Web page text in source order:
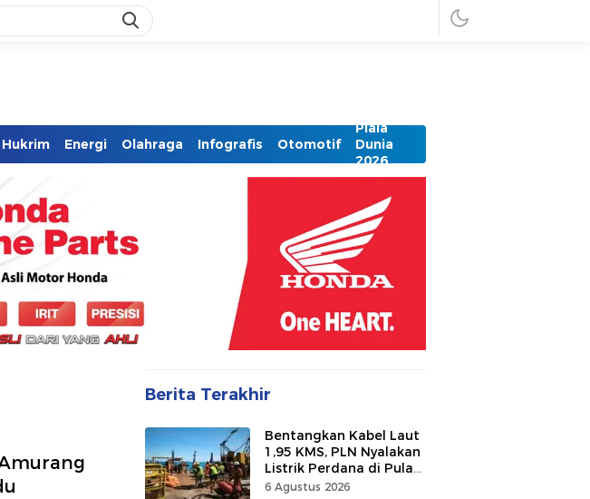
Hukrim Energi Olahraga Infografis Otomotif
Piala
Dunia
2026
Berita Terakhir
Bentangkan Kabel Laut
1,95 KMS, PLN Nyalakan
Listrik Perdana di Pulau
Dudepo, Desa Berlistrik
6 Agustus 2026